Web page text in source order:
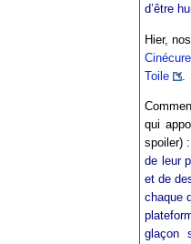
d’être
Hier,
Cinécure
Toile
qui
spoiler)
de leur
et de
chaque
glaçon